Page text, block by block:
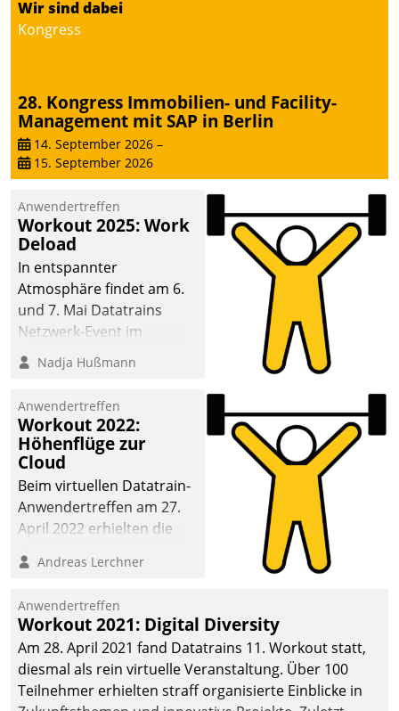
Wir sind dabei
Kongress
28. Kongress Immobilien- und Facility-
Management mit SAP in Berlin
14. September 2026 –
15. September 2026
Anwendertreffen
Workout 2025: Work
Deload
In entspannter
Atmosphäre findet am 6.
und 7. Mai Datatrains
Netzwerk-Event im
Kunden- und Partnerkreis
statt. Zentrale Frage: Wie
Mammutprojekte
meistern und Workloads
wuppen – bei zunehmend
anspruchsvollen
Aufgaben und
abnehmendem
Nadja Hußmann
Anwendertreffen
Workout 2022:
Höhenflüge zur
Cloud
Beim virtuellen Datatrain-
Anwendertreffen am 27.
April 2022 erhielten die
Teilnehmer kurzweilige
Cloud-Strategien und -
Lösungen mit hohem
Zukunftspotenzial.
Andreas Lerchner
Anwendertreffen
Workout 2021: Digital Diversity
Am 28. April 2021 fand Datatrains 11. Workout statt,
diesmal als rein virtuelle Veranstaltung. Über 100
Teilnehmer erhielten straff organisierte Einblicke in